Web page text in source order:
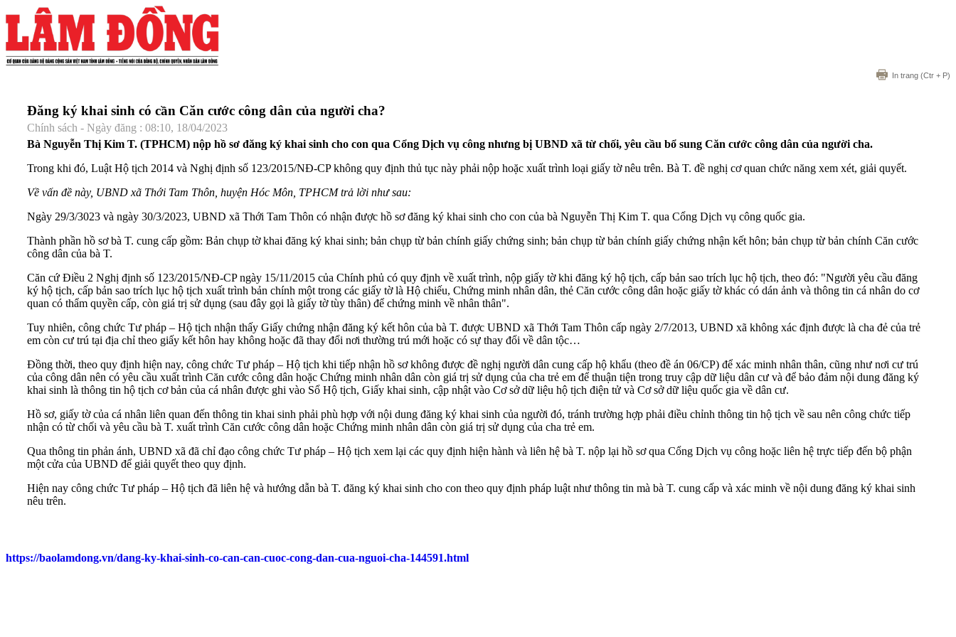
In trang (Ctr + P)
Đăng ký khai sinh có cần Căn cước công dân của người cha?
Chính sách - Ngày đăng : 08:10, 18/04/2023
Bà Nguyễn Thị Kim T. (TPHCM) nộp hồ sơ đăng ký khai sinh cho con qua Cổng Dịch vụ công nhưng bị UBND xã từ chối, yêu cầu bổ sung Căn cước công dân của người cha.
Trong khi đó, Luật Hộ tịch 2014 và Nghị định số 123/2015/NĐ-CP không quy định thủ tục này phải nộp hoặc xuất trình loại giấy tờ nêu trên. Bà T. đề nghị cơ quan chức năng xem xét, giải quyết.
Về vấn đề này, UBND xã Thới Tam Thôn, huyện Hóc Môn, TPHCM trả lời như sau:
Ngày 29/3/3023 và ngày 30/3/2023, UBND xã Thới Tam Thôn có nhận được hồ sơ đăng ký khai sinh cho con của bà Nguyễn Thị Kim T. qua Cổng Dịch vụ công quốc gia.
Thành phần hồ sơ bà T. cung cấp gồm: Bản chụp tờ khai đăng ký khai sinh; bản chụp từ bản chính giấy chứng sinh; bản chụp từ bản chính giấy chứng nhận kết hôn; bản chụp từ bản chính Căn cước
công dân của bà T.
Căn cứ Điều 2 Nghị định số 123/2015/NĐ-CP ngày 15/11/2015 của Chính phủ có quy định về xuất trình, nộp giấy tờ khi đăng ký hộ tịch, cấp bản sao trích lục hộ tịch, theo đó: "Người yêu cầu đăng
ký hộ tịch, cấp bản sao trích lục hộ tịch xuất trình bản chính một trong các giấy tờ là Hộ chiếu, Chứng minh nhân dân, thẻ Căn cước công dân hoặc giấy tờ khác có dán ảnh và thông tin cá nhân do cơ
quan có thẩm quyền cấp, còn giá trị sử dụng (sau đây gọi là giấy tờ tùy thân) để chứng minh về nhân thân".
Tuy nhiên, công chức Tư pháp – Hộ tịch nhận thấy Giấy chứng nhận đăng ký kết hôn của bà T. được UBND xã Thới Tam Thôn cấp ngày 2/7/2013, UBND xã không xác định được là cha đẻ của trẻ
em còn cư trú tại địa chỉ theo giấy kết hôn hay không hoặc đã thay đổi nơi thường trú mới hoặc có sự thay đổi về dân tộc…
Đồng thời, theo quy định hiện nay, công chức Tư pháp – Hộ tịch khi tiếp nhận hồ sơ không được đề nghị người dân cung cấp hộ khẩu (theo đề án 06/CP) để xác minh nhân thân, cũng như nơi cư trú
của công dân nên có yêu cầu xuất trình Căn cước công dân hoặc Chứng minh nhân dân còn giá trị sử dụng của cha trẻ em để thuận tiện trong truy cập dữ liệu dân cư và để bảo đảm nội dung đăng ký
khai sinh là thông tin hộ tịch cơ bản của cá nhân được ghi vào Sổ Hộ tịch, Giấy khai sinh, cập nhật vào Cơ sở dữ liệu hộ tịch điện tử và Cơ sở dữ liệu quốc gia về dân cư.
Hồ sơ, giấy tờ của cá nhân liên quan đến thông tin khai sinh phải phù hợp với nội dung đăng ký khai sinh của người đó, tránh trường hợp phải điều chỉnh thông tin hộ tịch về sau nên công chức tiếp
nhận có từ chối và yêu cầu bà T. xuất trình Căn cước công dân hoặc Chứng minh nhân dân còn giá trị sử dụng của cha trẻ em.
Qua thông tin phản ánh, UBND xã đã chỉ đạo công chức Tư pháp – Hộ tịch xem lại các quy định hiện hành và liên hệ bà T. nộp lại hồ sơ qua Cổng Dịch vụ công hoặc liên hệ trực tiếp đến bộ phận
một cửa của UBND để giải quyết theo quy định.
Hiện nay công chức Tư pháp – Hộ tịch đã liên hệ và hướng dẫn bà T. đăng ký khai sinh cho con theo quy định pháp luật như thông tin mà bà T. cung cấp và xác minh về nội dung đăng ký khai sinh
nêu trên.
https://baolamdong.vn/dang-ky-khai-sinh-co-can-can-cuoc-cong-dan-cua-nguoi-cha-144591.html